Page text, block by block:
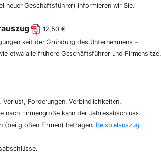
neuer Geschäftsführer) informieren wir Sie.
12,50 €
seit der Gründung des Unternehmens –
etwa alle frühere Geschäftsführer und Firmensitze.
Forderungen, Verbindlichkeiten,
nach Firmengröße kann der Jahresabschluss
(bei großen Firmen) betragen. Beispielauszug